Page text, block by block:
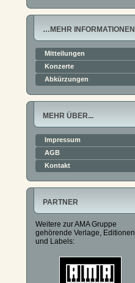
…MEHR INFORMATIONEN
Mitteilungen
Konzerte
Abkürzungen
MEHR ÜBER...
Impressum
AGB
Kontakt
PARTNER
Weitere zur AMA Gruppe
gehörende Verlage, Editionen
und Labels: